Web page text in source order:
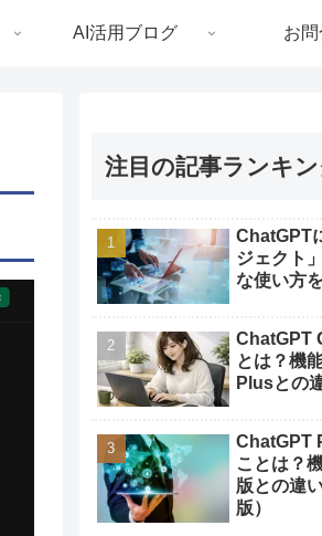
AI活用ブログ お
注目の記事ランキ
ChatGPT
ジェクト
な使い方
ChatGPT
とは？機
Plusとの
ChatGPT
ことは？
版との違
版）